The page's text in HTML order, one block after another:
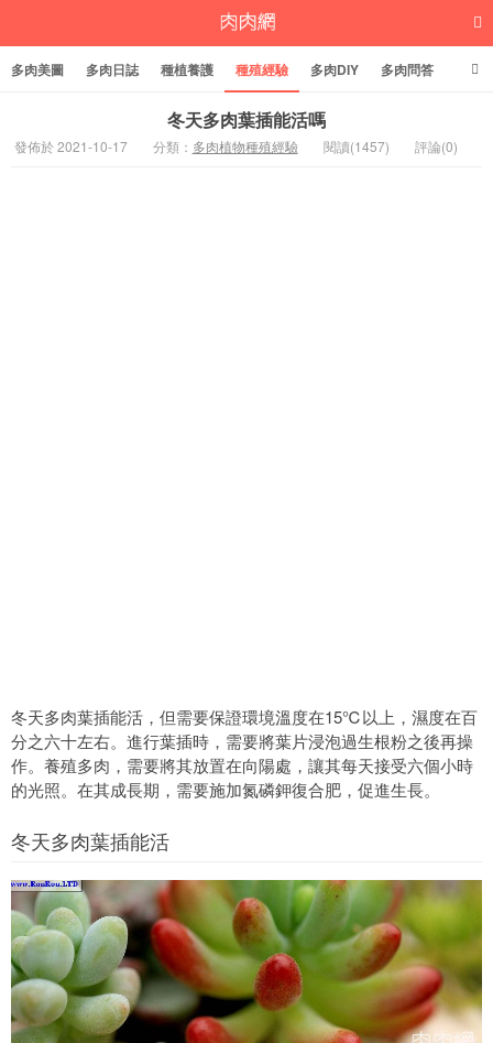
多肉美圖 多肉日誌 種植養護 種殖經驗 多肉DIY 多肉問答
冬天多肉葉插能活嗎
發佈於 2021-10-17 分類： 多肉植物種殖經驗 閱讀(1457) 評論(0)
冬天多肉葉插能活，但需要保證環境溫度在15℃以上，濕度在百
分之六十左右。進行葉插時，需要將葉片浸泡過生根粉之後再操
作。養殖多肉，需要將其放置在向陽處，讓其每天接受六個小時
的光照。在其成長期，需要施加氮磷鉀復合肥，促進生長。
冬天多肉葉插能活